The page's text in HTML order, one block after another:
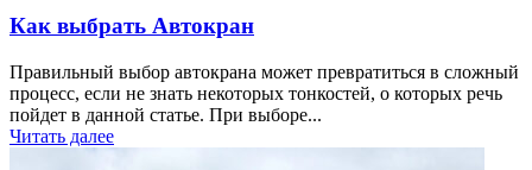
Как выбрать Автокран
Правильный выбор автокрана может превратиться в сложный
процесс, если не знать некоторых тонкостей, о которых речь
пойдет в данной статье. При выборе...
Читать далее